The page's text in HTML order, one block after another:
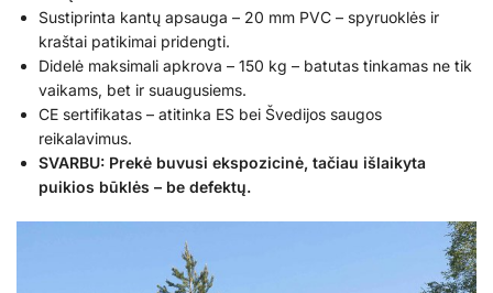
Sustiprinta kantų apsauga – 20 mm PVC – spyruoklės ir
kraštai patikimai pridengti.
Didelė maksimali apkrova – 150 kg – batutas tinkamas ne tik
vaikams, bet ir suaugusiems.
CE sertifikatas – atitinka ES bei Švedijos saugos
reikalavimus.
SVARBU: Prekė buvusi ekspozicinė, tačiau išlaikyta
puikios būklės – be defektų.